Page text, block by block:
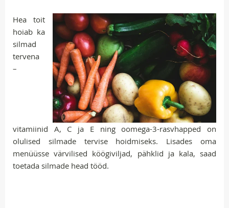
Hea toit
hoiab ka
silmad
tervena
–
vitamiinid A, C ja E ning oomega-3-rasvhapped on
olulised silmade tervise hoidmiseks. Lisades oma
menüüsse värvilised köögiviljad, pähklid ja kala, saad
toetada silmade head tööd.